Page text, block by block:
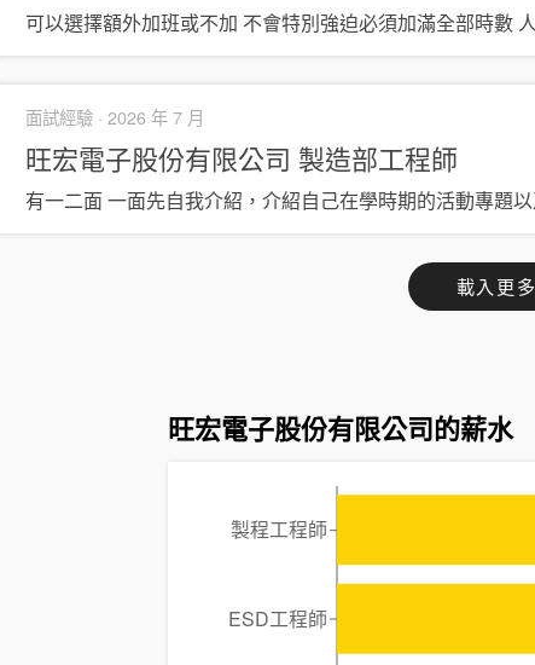
可以選擇額外加班或不加 不會特別強迫必須加滿全部時數
面試經驗 · 2026 年 7 月
旺宏電子股份有限公司 製造部工程師
有一二面 一面先自我介紹，介紹自己在學時期的活動專題
載入更多
旺宏電子股份有限公司的薪水
製程工程師
ESD工程師